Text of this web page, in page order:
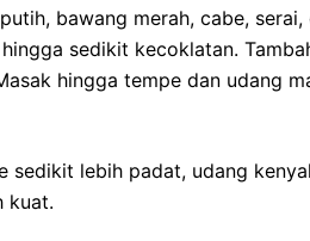
bawang merah, cabe,
sedikit kecoklatan.
hingga tempe dan udang
sedikit lebih padat, udang
kuat.